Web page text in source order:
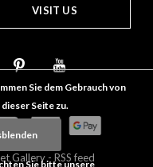
VISIT US
Gallery- RSS feed
Sie dem Gebrauch von
Seite zu.
Sie bitte unsere